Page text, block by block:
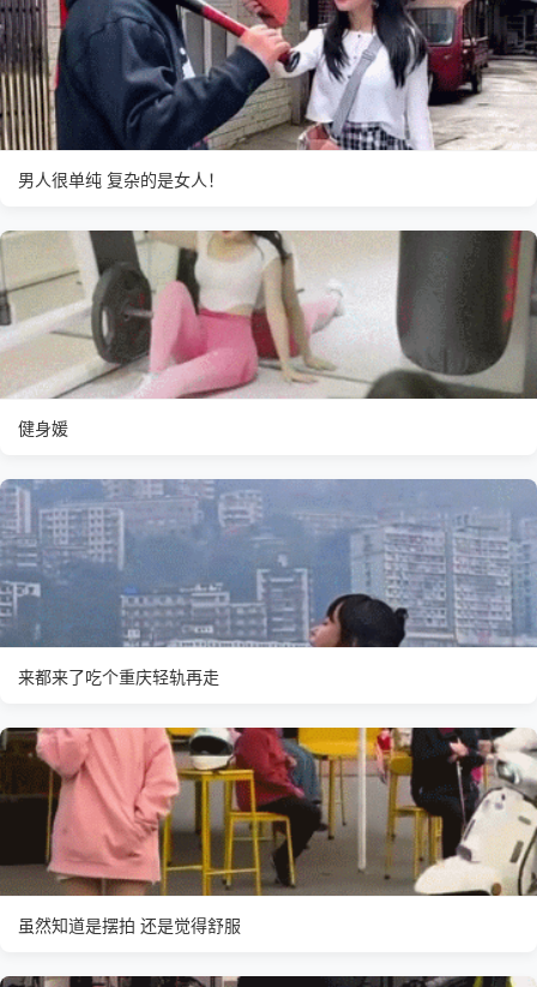
男人很单纯 复杂的是女人！
健身媛
来都来了吃个重庆轻轨再走
虽然知道是摆拍 还是觉得舒服